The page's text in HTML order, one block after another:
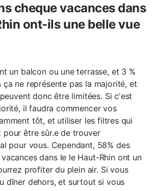
cheque vacances dans
ont-ils une belle vue
un balcon ou une terrasse, et 3 %
ça ne représente pas la majorité, et
donc être limitées. Si c'est
il faudra commencer vos
tôt, et utiliser les filtres qui
pour être sûr.e de trouver
pour vous. Cependant, 58% des
dans le le Haut-Rhin ont un
profiter du plein air. Si vous
dîner dehors, et surtout si vous